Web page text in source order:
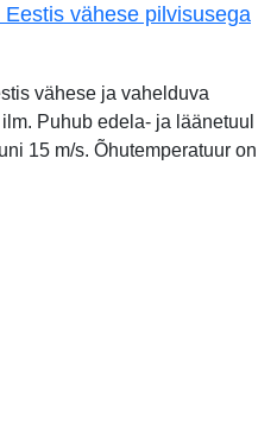
vähese pilvisusega
vähese ja vahelduva
Puhub edela- ja läänetuul
15 m/s. Õhutemperatuur on